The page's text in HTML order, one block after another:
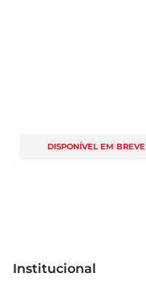
DISPONÍVEL EM BREVE
Institucional